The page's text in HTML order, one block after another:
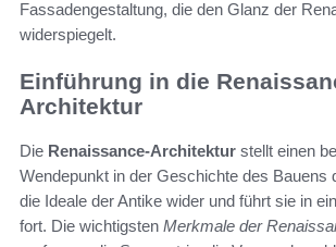
Fassadengestaltung, die den Glanz der
widerspiegelt.
Einführung in die
Architektur
Die Renaissance-Architektur stellt einen
Wendepunkt in der Geschichte des Bauens
die Ideale der Antike wider und führt sie in
fort. Die wichtigsten Merkmale der